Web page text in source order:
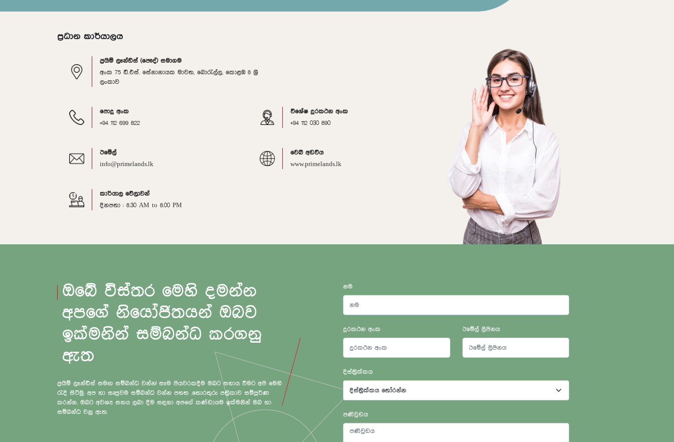
ප්‍රධාන කාර්යාලය
ප්‍රයිම් ලෑන්ඩ්ස් (පෞද්) සමාගම
අංක 75 ඩී.එස්. සේනානායක මාවත, බොරැල්ල, කොළඹ 8 ශ්‍රී
ලංකාව
පොදු අංක
+94 112 699 822
විශේෂ දුරකථන අංක
+94 112 030 890
ඊමේල්
info@primelands.lk
වෙබ් අඩවිය
www.primelands.lk
කාර්යාල වේලාවන්
දිනපතා : 8.30 AM to 8.00 PM
ඔබේ විස්තර මෙහි දමන්න
අපගේ නියෝජිතයන් ඔබව
ඉක්මනින් සම්බන්ධ කරගනු
ඇත
ප්‍රයිම් ලෑන්ඩ්ස් සමඟ සම්බන්ධ වන්න! සෑම පියවරකදීම ඔබට සහාය වීමට අපි මෙහි
රැදී සිටිමු. අප හා සෘජුවම සම්බන්ධ වන්න පහත .තොරතුරු පත්‍රිකාව සම්පූර්ණ
කරන්න. ඔබට අවශ්‍ය සහය ලබා දීම සඳහා අපගේ කණ්ඩායම ඉක්මනින් ඔබ හා
සම්බන්ධ වනු ඇත.
නම
දුරකථන අංක ඊමේල් ලිපිනය
දිස්ත්‍රික්කය
පණිවුඩය